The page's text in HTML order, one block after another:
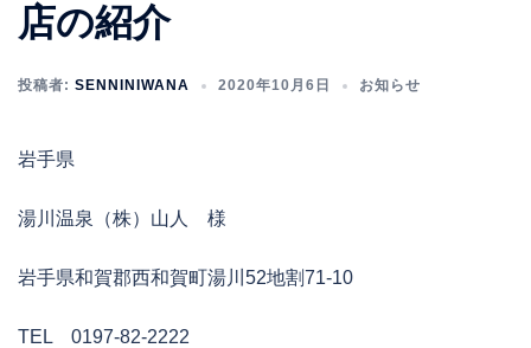
店の紹介
投稿者: SENNINIWANA 2020年10月6日 お知らせ
岩手県
湯川温泉（株）山人 様
岩手県和賀郡西和賀町湯川52地割71-10
TEL 0197-82-2222